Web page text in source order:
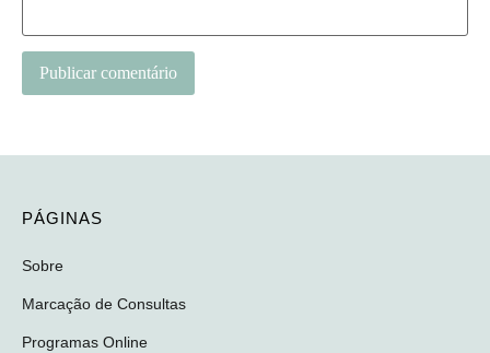
PÁGINAS
Sobre
Marcação de Consultas
Programas Online